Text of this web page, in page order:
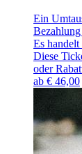
Ein
Es
Diese
oder
ab € 46,00